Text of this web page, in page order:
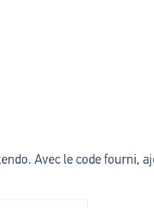
Avec le code fourni,